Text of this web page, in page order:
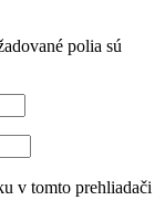
polia sú
v tomto prehliadači